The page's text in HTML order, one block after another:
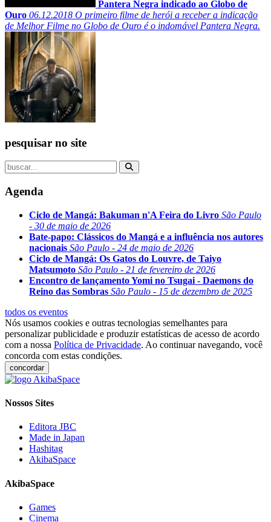
Pantera Negra indicado ao Globo de
Ouro 06.12.2018 O primeiro filme de herói a receber a indicação
de Melhor Filme no Globo de Ouro é o indomável Pantera Negra.
pesquisar no site
Agenda
Ciclo de Mangá: Bakuman n'A Feira do Livro São Paulo
- 30 de maio de 2026
Bate-papo: Clássicos do Mangá e a influência nos autores
nacionais São Paulo - 24 de maio de 2026
Ciclo de Mangá: Os Gatos do Louvre, de Taiyo
Matsumoto São Paulo - 21 de fevereiro de 2026
Encontro de lançamento Yomi no Tsugai - Daemons do
Reino das Sombras São Paulo - 15 de dezembro de 2025
todos os eventos
Nós usamos cookies e outras tecnologias semelhantes para
personalizar publicidade e produzir estatísticas de acesso de acordo
com a nossa Política de Privacidade. Ao continuar navegando, você
concorda com estas condições.
concordar
Nossos Sites
Editora JBC
Made in Japan
Hashitag
AkibaSpace
AkibaSpace
Games
Cinema